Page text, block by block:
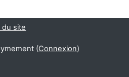
du site
(Connexion)